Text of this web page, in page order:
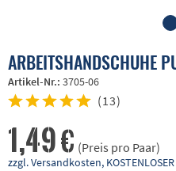
ARBEITSHANDSCHUHE
Artikel-Nr.: 3705-06
(13)
1,49 € (Preis pro Paar)
zzgl. Versandkosten, KOSTENLOSER